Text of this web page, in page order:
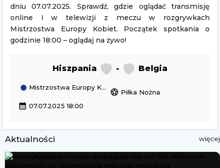
dniu 07.07.2025. Sprawdź, gdzie oglądać transmisję
online i w telewizji z meczu w rozgrywkach
Mistrzostwa Europy Kobiet. Początek spotkania o
godzinie 18:00 – oglądaj na żywo!
Hiszpania - Belgia
Mistrzostwa Europy Kobiet
sports_soccer Piłka Nożna
calendar_month 07.07.2025 18:00
Aktualności więcej